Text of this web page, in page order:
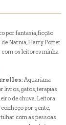
por fantasia, ficção
Narnia, Harry Potter
com os leitores minha
Aquariana
livros, gatos, terapias
de chuva. Leitora
conheço por gente,
com as pessoas